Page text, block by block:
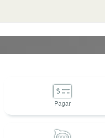
Pagar